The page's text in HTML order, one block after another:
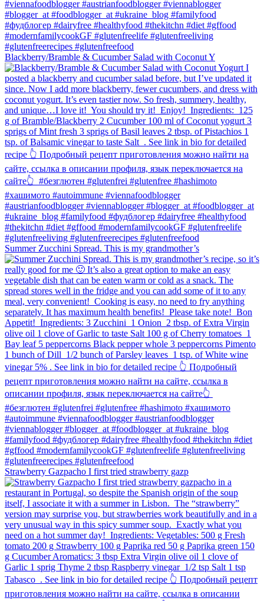
Blackberry/Bramble & Cucumber Salad with Coconut Y
Summer Zucchini Spread.⁠ This is my grandmother’s
Strawberry Gazpacho⁠ I first tried strawberry gazp